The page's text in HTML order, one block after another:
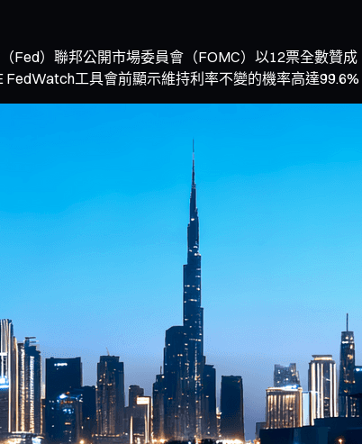
Fed）聯邦公開市場委員會（FOMC）以12票全數贊
工具會前顯示維持利率不變的機率高達99.6%